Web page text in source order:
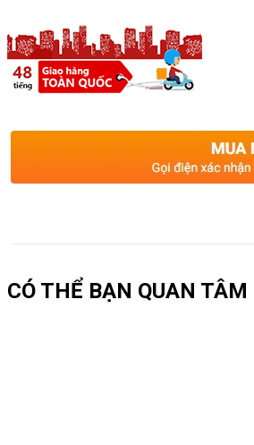
CÓ THỂ BẠN QUAN TÂM